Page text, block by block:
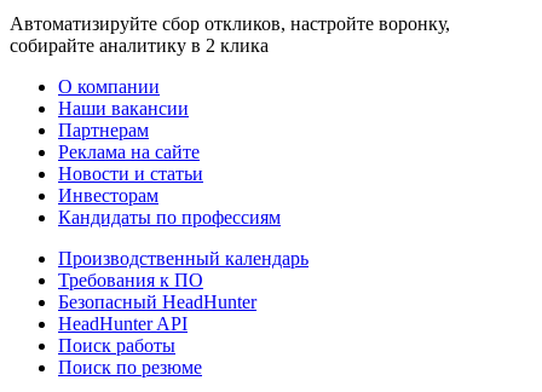
Автоматизируйте сбор откликов, настройте воронку,
собирайте аналитику в 2 клика
О компании
Наши вакансии
Партнерам
Реклама на сайте
Новости и статьи
Инвесторам
Кандидаты по профессиям
Производственный календарь
Требования к ПО
Безопасный HeadHunter
HeadHunter API
Поиск работы
Поиск по резюме